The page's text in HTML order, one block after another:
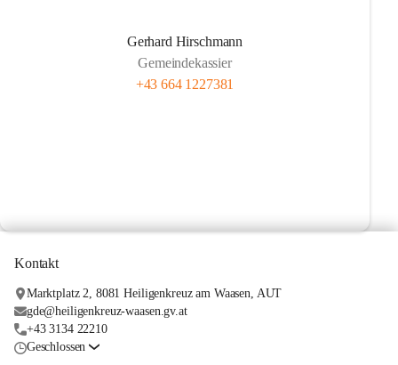
Gerhard Hirschmann
Gemeindekassier
+43 664 1227381
Kontakt
Marktplatz 2, 8081 Heiligenkreuz am Waasen, AUT
gde@heiligenkreuz-waasen.gv.at
+43 3134 22210
Geschlossen